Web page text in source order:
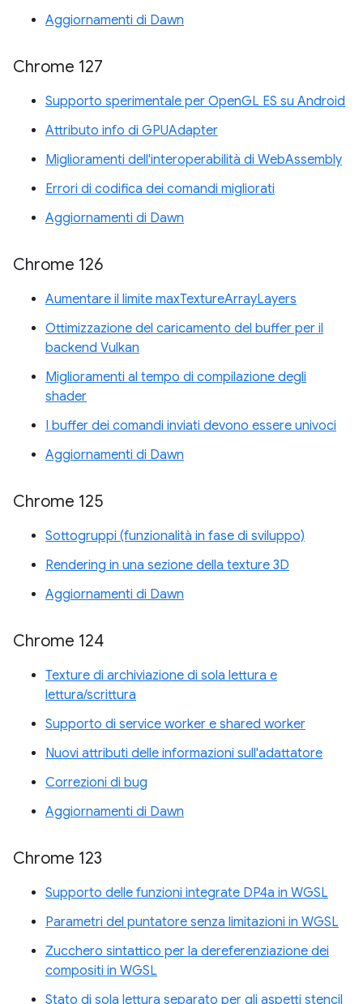
Aggiornamenti di Dawn
Chrome 127
Supporto sperimentale per OpenGL ES su Android
Attributo info di GPUAdapter
Miglioramenti dell'interoperabilità di WebAssembly
Errori di codifica dei comandi migliorati
Aggiornamenti di Dawn
Chrome 126
Aumentare il limite maxTextureArrayLayers
Ottimizzazione del caricamento del buffer per il
backend Vulkan
Miglioramenti al tempo di compilazione degli
shader
I buffer dei comandi inviati devono essere univoci
Aggiornamenti di Dawn
Chrome 125
Sottogruppi (funzionalità in fase di sviluppo)
Rendering in una sezione della texture 3D
Aggiornamenti di Dawn
Chrome 124
Texture di archiviazione di sola lettura e
lettura/scrittura
Supporto di service worker e shared worker
Nuovi attributi delle informazioni sull'adattatore
Correzioni di bug
Aggiornamenti di Dawn
Chrome 123
Supporto delle funzioni integrate DP4a in WGSL
Parametri del puntatore senza limitazioni in WGSL
Zucchero sintattico per la dereferenziazione dei
compositi in WGSL
Stato di sola lettura separato per gli aspetti stencil